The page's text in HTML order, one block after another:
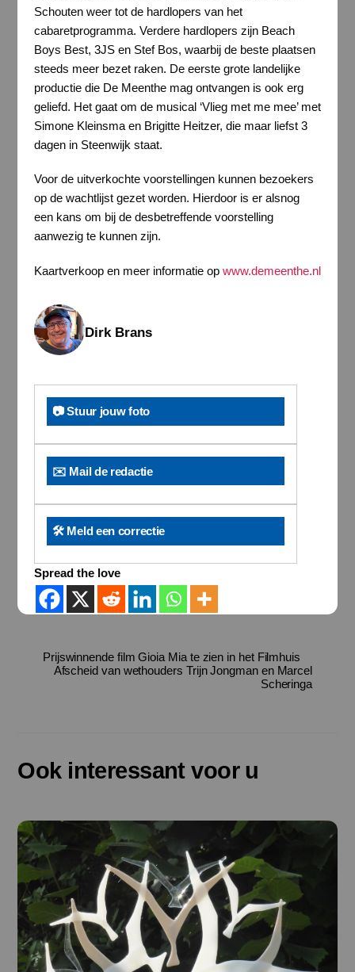
Schouten weer tot de hardlopers van het
cabaretprogramma. Verdere hardlopers zijn Beach
Boys Best, 3JS en Stef Bos, waarbij de beste plaatsen
steeds meer bezet raken. De eerste grote landelijke
productie die De Meenthe mag ontvangen is ook erg
geliefd. Het gaat om de musical ‘Vlieg met me mee’ met
Simone Kleinsma en Brigitte Heitzer, die maar liefst 3
dagen in Steenwijk staat.
Voor de uitverkochte voorstellingen kunnen bezoekers
op de wachtlijst gezet worden. Hierdoor is er alsnog
een kans om bij de desbetreffende voorstelling
aanwezig te kunnen zijn.
Kaartverkoop en meer informatie op www.demeenthe.nl
Dirk Brans
📷 Stuur jouw foto
✉️ Mail de redactie
🛠️ Meld een correctie
Spread the love
Prijswinnende film Gioia Mia te zien in het Filmhuis
Afscheid van wethouders Trijn Jongman en Marcel
Scheringa
Ook interessant voor u